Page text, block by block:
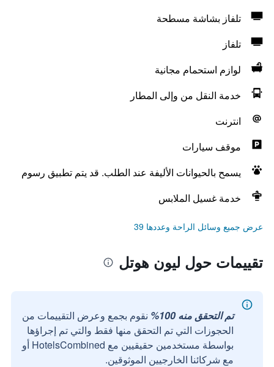
تلفاز بشاشة مسطحة
تلفاز
لوازم استحمام مجانية
خدمة النقل من وإلى المطار
انترنت
موقف سيارات
يسمح بالحيوانات الأليفة عند الطلب. قد يتم تطبيق رسوم
خدمة غسيل الملابس
عرض جميع وسائل الراحة وعددها 39
تقييمات حول ليون هوتل
تم التحقق منه 100%
نقوم بجمع وعرض التقييمات من
الحجوزات التي تم التحقق منها فقط والتي تم إجراؤها
بواسطة مستخدمين حقيقيين مع HotelsCombined أو
مع شركائنا الخارجيين الموثوقين.